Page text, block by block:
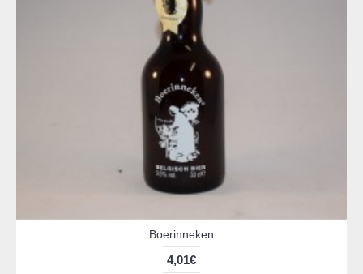
Boerinneken
4,01€